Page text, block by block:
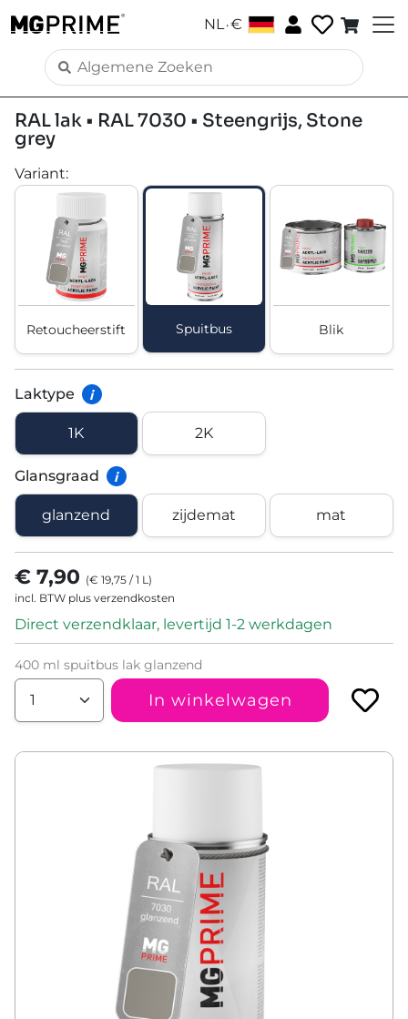
NL.€
RAL lak • RAL 7030 • Steengrijs, Stone
grey
Variant:
Retoucheerstift Spuitbus Blik
Laktype i
1K 2K
Glansgraad i
glanzend zijdemat mat
€ 7,90 (€ 19,75 /1 L )
incl. BTW plus verzendkosten
Direct verzendklaar, levertijd 1-2 werkdagen
400 ml spuitbus lak glanzend
In winkelwagen